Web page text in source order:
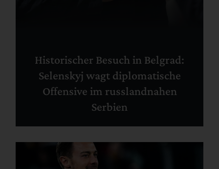
Historischer Besuch in Belgrad:
Selenskyj wagt diplomatische
Offensive im russlandnahen
Serbien